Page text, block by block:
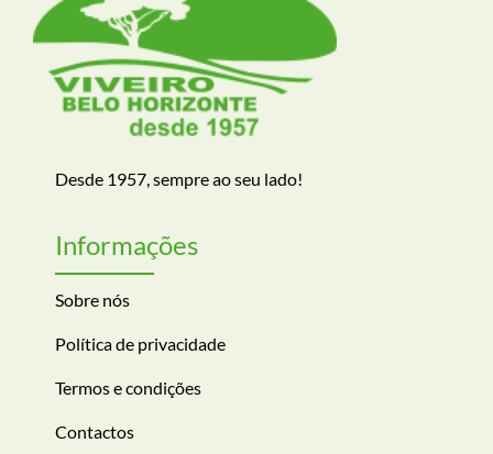
Desde 1957, sempre ao seu lado!
Informações
Sobre nós
Política de privacidade
Termos e condições
Contactos